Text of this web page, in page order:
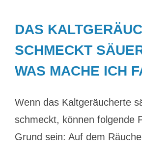
DAS
SCHMECKT
WAS MACHE ICH
Wenn das Kaltgeräucherte
schmeckt, können folgende
Grund sein: Auf dem